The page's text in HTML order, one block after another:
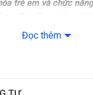
trẻ em và chức
bố trí trong nhiều
Đọc thêm